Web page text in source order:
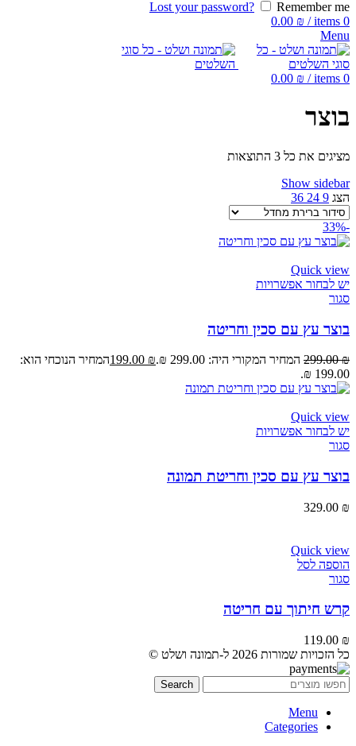
Lost your password?
Remember me
0
items
/
0.00 ₪
Menu
0
items
/
0.00 ₪
בוצר
מציגים את כל ⁦3⁩ התוצאות
Show sidebar
הצג 9
24
36
-33%
Quick view
יש לבחור אפשרויות
סגור
בוצר עץ עם סכין וחריטה
299.00₪ המחיר המקורי היה: 299.00 ₪. 199.00 ₪
המחיר הנוכחי הוא:
199.00 ₪.
Quick view
יש לבחור אפשרויות
סגור
בוצר עץ עם סכין וחריטת תמונה
329.00 ₪
Quick view
הוספה לסל
סגור
קרש חיתוך עם חריטה
119.00 ₪
כל הזכויות שמורות 2026 ל-תמונה ושלט ©
Search
Menu
Categories